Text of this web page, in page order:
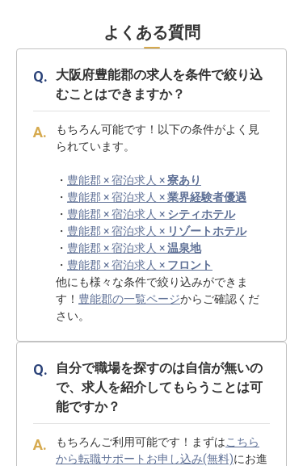
よくある質問
大阪府豊能郡の求人を条件で絞り込
むことはできますか？
もちろん可能です！以下の条件がよく見
られています。
・ 豊能郡 × 宿泊求人 ×寮あり
・ 豊能郡 × 宿泊求人 ×業界経験者優遇
・ 豊能郡 × 宿泊求人 × シティホテル
・ 豊能郡 × 宿泊求人 × リゾートホテル
・ 豊能郡 × 宿泊求人 ×温泉地
・ 豊能郡 × 宿泊求人 × フロント
他にも様々な条件で絞り込みができま
す！ 豊能郡の一覧ページからご確認くだ
さい。
自分で職場を探すのは自信が無いの
で、求人を紹介してもらうことは可
能ですか？
もちろんご利用可能です！まずはこちら
から転職サポートお申し込み(無料)にお進